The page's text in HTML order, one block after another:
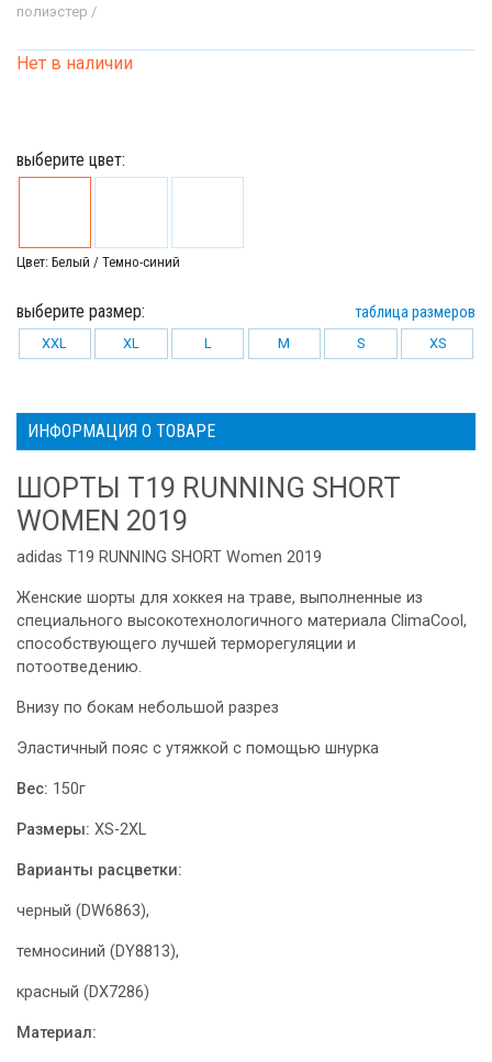
полиэстер /
Нет в наличии
выберите цвет:
Цвет: Белый / Темно-синий
выберите размер: таблица размеров
XXL XL L M S XS
ИНФОРМАЦИЯ О ТОВАРЕ
ШОРТЫ T19 RUNNING SHORT
WOMEN 2019
adidas T19 RUNNING SHORT Women 2019
Женские шорты для хоккея на траве, выполненные из
специального высокотехнологичного материала ClimaCool,
способствующего лучшей терморегуляции и
потоотведению.
Внизу по бокам небольшой разрез
Эластичный пояс с утяжкой с помощью шнурка
Вес: 150г
Размеры: XS-2XL
Варианты расцветки:
черный (DW6863),
темносиний (DY8813),
красный (DX7286)
Материал: